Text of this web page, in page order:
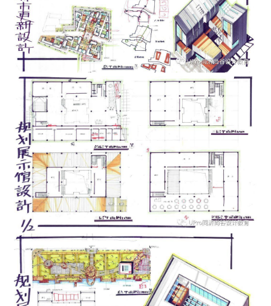
设
计
城
市
与
景
建
筑
专
登录 注册